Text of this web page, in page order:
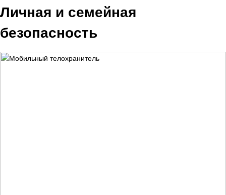
Личная и семейная
безопасность